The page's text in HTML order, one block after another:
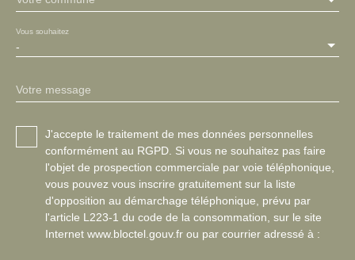
-
Vous souhaitez
Votre message
J'accepte le traitement de mes données personnelles
conformément au RGPD. Si vous ne souhaitez pas faire
l'objet de prospection commerciale par voie téléphonique,
vous pouvez vous inscrire gratuitement sur la liste
d'opposition au démarchage téléphonique, prévu par
l'article L223-1 du code de la consommation, sur le site
Internet www.bloctel.gouv.fr ou par courrier adressé à :